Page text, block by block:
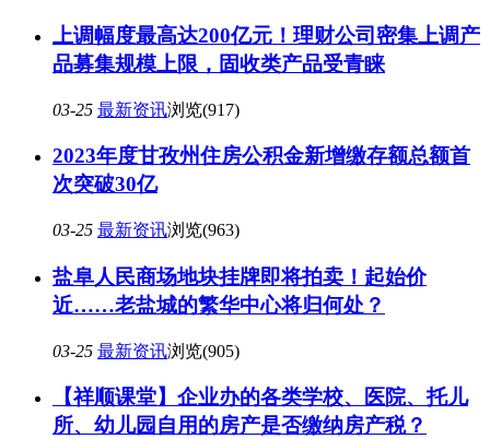
上调幅度最高达200亿元！理财公司密集上调产
品募集规模上限，固收类产品受青睐
03-25 最新资讯浏览(917)
2023年度甘孜州住房公积金新增缴存额总额首
次突破30亿
03-25 最新资讯浏览(963)
盐阜人民商场地块挂牌即将拍卖！起始价
近……老盐城的繁华中心将归何处？
03-25 最新资讯浏览(905)
【祥顺课堂】企业办的各类学校、医院、托儿
所、幼儿园自用的房产是否缴纳房产税？